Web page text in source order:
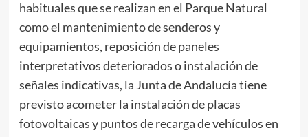
habituales que se realizan en el Parque Natural
como el mantenimiento de senderos y
equipamientos, reposición de paneles
interpretativos deteriorados o instalación de
señales indicativas, la Junta de Andalucía tiene
previsto acometer la instalación de placas
fotovoltaicas y puntos de recarga de vehículos en